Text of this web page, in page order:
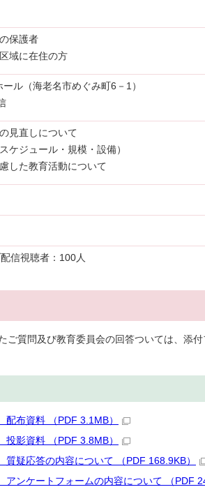
保護者
域に在住の方
ル（海老名市めぐみ町6－1）
見直しについて
ケジュール・規模・設備）
した教育活動について
信視聴者：100人
ご質問及び教育委員会の回答ついては、添付
布資料 （PDF 3.1MB）
影資料 （PDF 3.8MB）
疑応答の内容について （PDF 168.9KB）
ンケートフォームの内容について （PDF